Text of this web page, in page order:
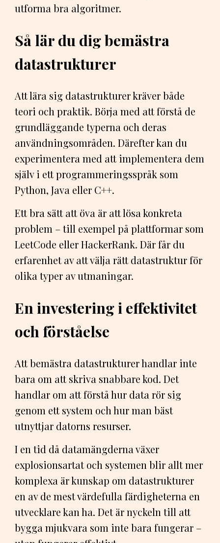
utforma bra algoritmer.
Så lär du dig bemästra
datastrukturer
Att lära sig datastrukturer kräver både
teori och praktik. Börja med att förstå de
grundläggande typerna och deras
användningsområden. Därefter kan du
experimentera med att implementera dem
själv i ett programmeringsspråk som
Python, Java eller C++.
Ett bra sätt att öva är att lösa konkreta
problem – till exempel på plattformar som
LeetCode eller HackerRank. Där får du
erfarenhet av att välja rätt datastruktur för
olika typer av utmaningar.
En investering i effektivitet
och förståelse
Att bemästra datastrukturer handlar inte
bara om att skriva snabbare kod. Det
handlar om att förstå hur data rör sig
genom ett system och hur man bäst
utnyttjar datorns resurser.
I en tid då datamängderna växer
explosionsartat och systemen blir allt mer
komplexa är kunskap om datastrukturer
en av de mest värdefulla färdigheterna en
utvecklare kan ha. Det är nyckeln till att
bygga mjukvara som inte bara fungerar –